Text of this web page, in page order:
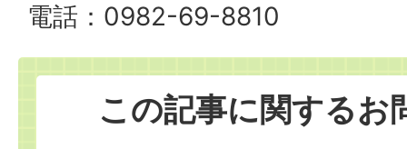
電話：0982-69-8810
この記事に関するお